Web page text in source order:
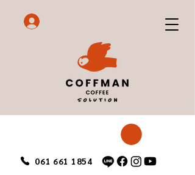
061 661 1854